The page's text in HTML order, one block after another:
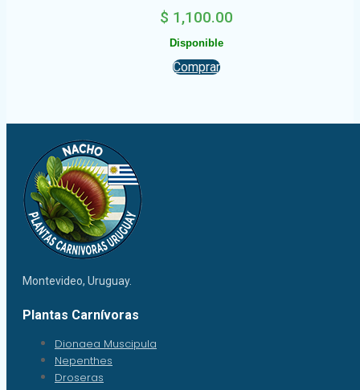
$ 1,100.00
Disponible
Comprar
Montevideo, Uruguay.
Plantas Carnívoras
Dionaea Muscipula
Nepenthes
Droseras